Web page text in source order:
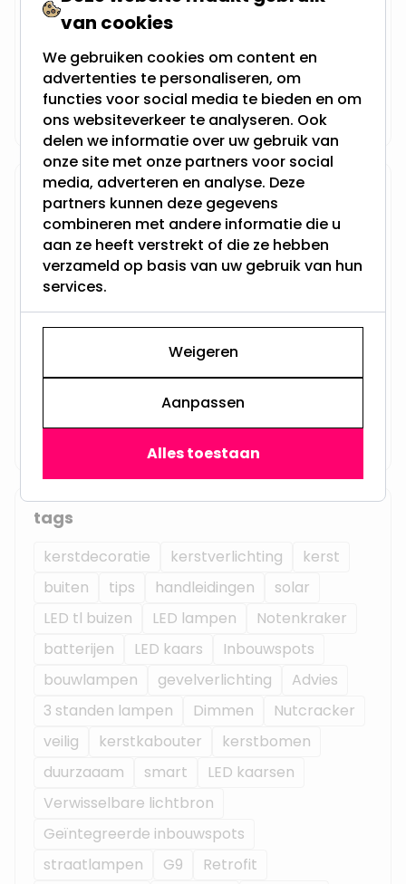
Juni 04, 2026
G4 vs G9 lamp:
verschillen, fitting en
LED vervanging
uitgelegd
Juni 01, 2026
Archief
Juni 2026
Mei 2026
Juni 2024
Mei 2024
Maart 2023
Januari 2023
November 2022
Oktober 2018
tags
kerstdecoratie kerstverlichting
kerst
buiten
tips handleidingen
solar
LED tl buizen
LED lampen
Notenkraker
batterijen
LED kaars
Inbouwspots
bouwlampen
gevelverlichting
Advies
3 standen lampen
Dimmen
Nutcracker
veilig
kerstkabouter
kerstbomen
duurzaaam
smart
LED kaarsen
Verwisselbare lichtbron
Geïntegreerde inbouwspots
straatlampen
G9
Retrofit
van cookies
We gebruiken cookies om content en
advertenties te personaliseren, om
functies voor social media te bieden en om
ons websiteverkeer te analyseren. Ook
delen we informatie over uw gebruik van
onze site met onze partners voor social
media, adverteren en analyse. Deze
partners kunnen deze gegevens
combineren met andere informatie die u
aan ze heeft verstrekt of die ze hebben
verzameld op basis van uw gebruik van hun
services.
Weigeren
Aanpassen
Alles toestaan